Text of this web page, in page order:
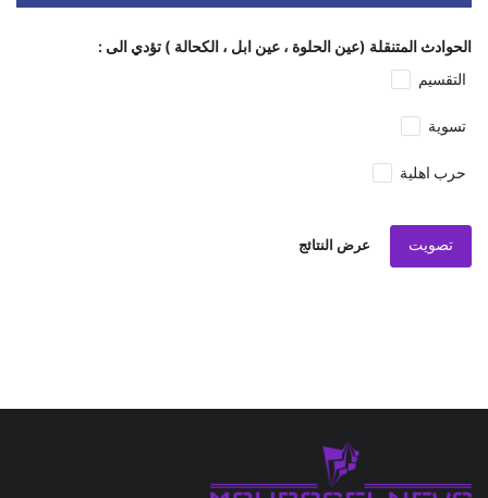
الحوادث المتنقلة (عين الحلوة ، عين ابل ، الكحالة ) تؤدي الى :
التقسيم
تسوية
حرب اهلية
تصويت عرض النتائج